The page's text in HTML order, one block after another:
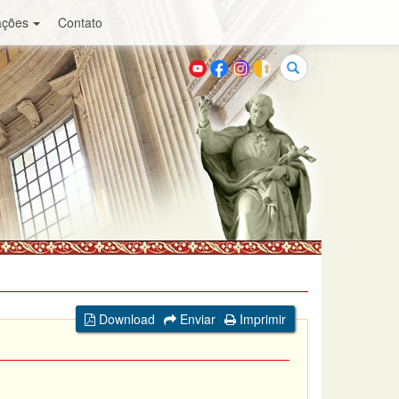
Contato
Buscar
Download Enviar
Imprimir